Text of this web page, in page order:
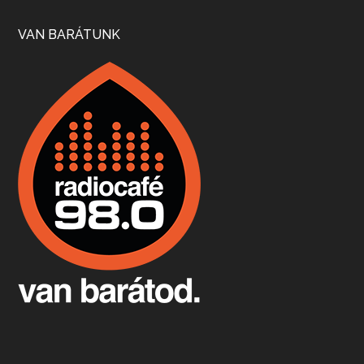
Boston, teadélután, bab és homár
Apr 9, 2026 • 00:37:17
Fermentáljunk, a testünk meghálálja!
Apr 3, 2026 • 00:36:07
VAN BARÁTUNK